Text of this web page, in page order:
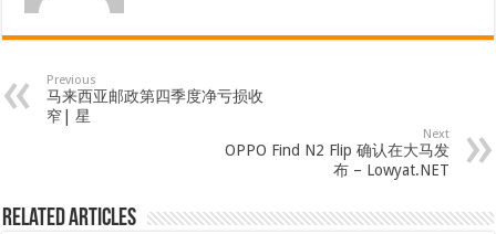
Previous
马来西亚邮政第四季度净亏损收
窄| 星
Next
OPPO Find N2 Flip 确认在大马发
布 – Lowyat.NET
Related Articles